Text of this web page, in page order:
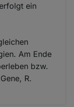
ein
Am Ende
bzw.
R.